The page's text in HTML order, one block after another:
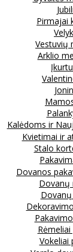
Pirmajai
Vestuvių
Arklio
Kalėdoms ir
Kvietimai ir
Stalo
Dovanos
Dovanų
Vokeliai